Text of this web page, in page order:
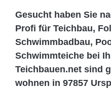
Gesucht haben Sie
Profi für Teichbau,
Schwimmbadbau,
Schwimmteiche bei
Teichbauen.net sind
wohnen in 97857